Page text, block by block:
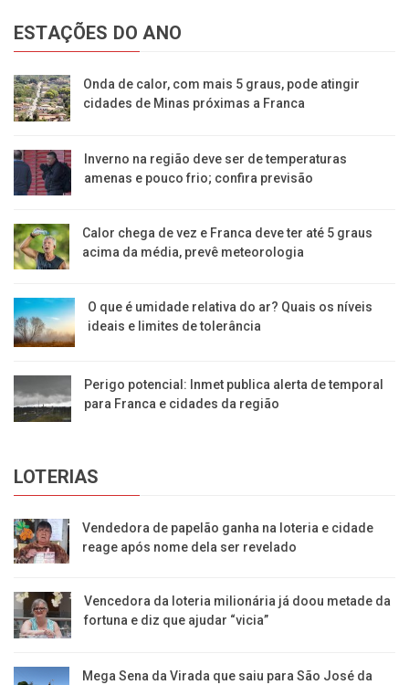
ESTAÇÕES DO ANO
Onda de calor, com mais 5 graus, pode atingir
cidades de Minas próximas a Franca
Inverno na região deve ser de temperaturas
amenas e pouco frio; confira previsão
Calor chega de vez e Franca deve ter até 5 graus
acima da média, prevê meteorologia
O que é umidade relativa do ar? Quais os níveis
ideais e limites de tolerância
Perigo potencial: Inmet publica alerta de temporal
para Franca e cidades da região
LOTERIAS
Vendedora de papelão ganha na loteria e cidade
reage após nome dela ser revelado
Vencedora da loteria milionária já doou metade da
fortuna e diz que ajudar “vicia”
Mega Sena da Virada que saiu para São José da